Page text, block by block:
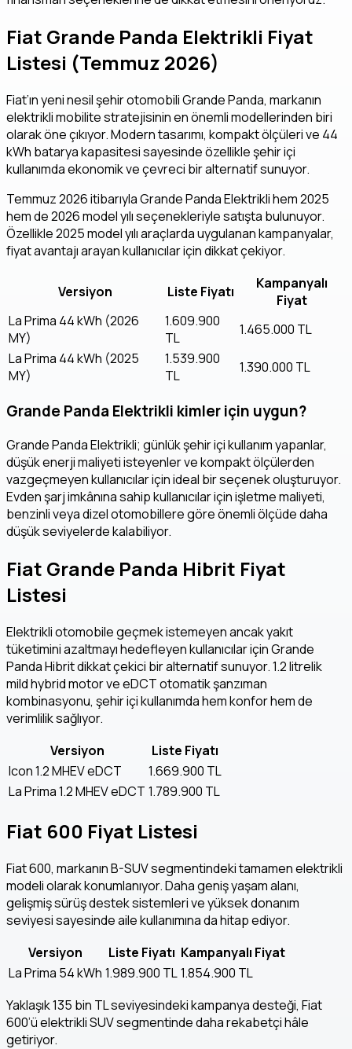
Fiat Grande Panda Elektrikli Fiyat
Listesi (Temmuz 2026)
Fiat’ın yeni nesil şehir otomobili Grande Panda, markanın
elektrikli mobilite stratejisinin en önemli modellerinden biri
olarak öne çıkıyor. Modern tasarımı, kompakt ölçüleri ve 44
kWh batarya kapasitesi sayesinde özellikle şehir içi
kullanımda ekonomik ve çevreci bir alternatif sunuyor.
Temmuz 2026 itibarıyla Grande Panda Elektrikli hem 2025
hem de 2026 model yılı seçenekleriyle satışta bulunuyor.
Özellikle 2025 model yılı araçlarda uygulanan kampanyalar,
fiyat avantajı arayan kullanıcılar için dikkat çekiyor.
Versiyon Liste Fiyatı
Kampanyalı
Fiyat
La Prima 44 kWh (2026
MY)
1.609.900
TL
1.465.000 TL
La Prima 44 kWh (2025
MY)
1.539.900
TL
1.390.000 TL
Grande Panda Elektrikli kimler için uygun?
Grande Panda Elektrikli; günlük şehir içi kullanım yapanlar,
düşük enerji maliyeti isteyenler ve kompakt ölçülerden
vazgeçmeyen kullanıcılar için ideal bir seçenek oluşturuyor.
Evden şarj imkânına sahip kullanıcılar için işletme maliyeti,
benzinli veya dizel otomobillere göre önemli ölçüde daha
düşük seviyelerde kalabiliyor.
Fiat Grande Panda Hibrit Fiyat
Listesi
Elektrikli otomobile geçmek istemeyen ancak yakıt
tüketimini azaltmayı hedefleyen kullanıcılar için Grande
Panda Hibrit dikkat çekici bir alternatif sunuyor. 1.2 litrelik
mild hybrid motor ve eDCT otomatik şanzıman
kombinasyonu, şehir içi kullanımda hem konfor hem de
verimlilik sağlıyor.
Versiyon
Liste Fiyatı
Icon 1.2 MHEV eDCT
1.669.900 TL
La Prima 1.2 MHEV eDCT 1.789.900 TL
Fiat 600 Fiyat Listesi
Fiat 600, markanın B-SUV segmentindeki tamamen elektrikli
modeli olarak konumlanıyor. Daha geniş yaşam alanı,
gelişmiş sürüş destek sistemleri ve yüksek donanım
seviyesi sayesinde aile kullanımına da hitap ediyor.
Versiyon
Liste Fiyatı Kampanyalı Fiyat
La Prima 54 kWh 1.989.900 TL1.854.900 TL
Yaklaşık 135 bin TL seviyesindeki kampanya desteği, Fiat
600’ü elektrikli SUV segmentinde daha rekabetçi hâle
getiriyor.